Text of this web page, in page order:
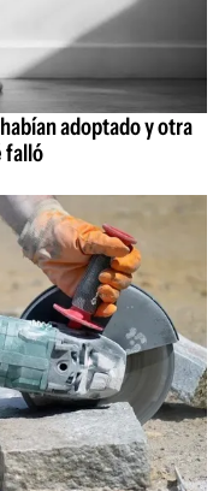
adoptado y otra
falló